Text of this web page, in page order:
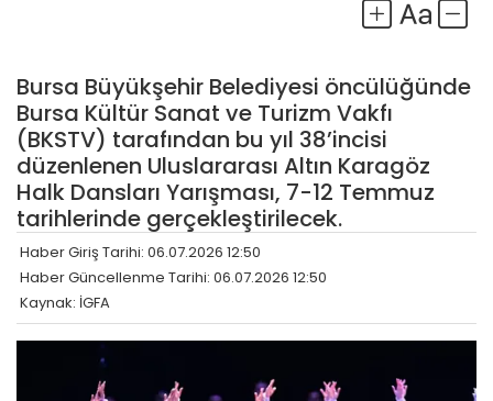
Bursa Büyükşehir Belediyesi öncülüğünde
Bursa Kültür Sanat ve Turizm Vakfı
(BKSTV) tarafından bu yıl 38’incisi
düzenlenen Uluslararası Altın Karagöz
Halk Dansları Yarışması, 7-12 Temmuz
tarihlerinde gerçekleştirilecek.
Haber Giriş Tarihi: 06.07.2026 12:50
Haber Güncellenme Tarihi: 06.07.2026 12:50
Kaynak: İGFA